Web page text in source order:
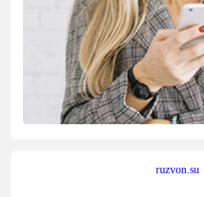
ruzvon.su